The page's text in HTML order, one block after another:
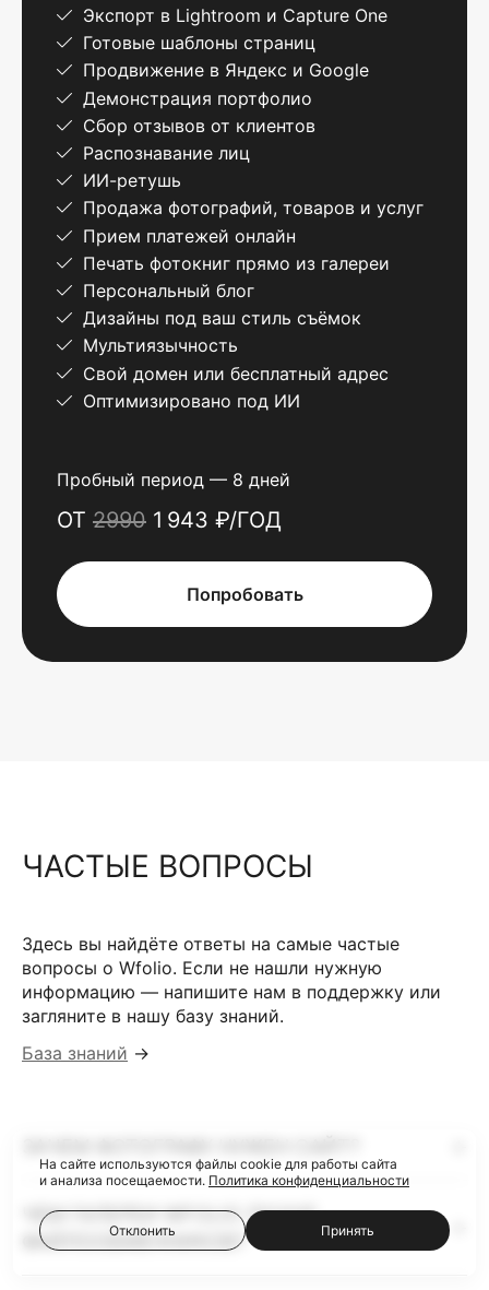
Экспорт в Lightroom и Capture One
Готовые шаблоны страниц
Продвижение в Яндекс и Google
Демонстрация портфолио
Сбор отзывов от клиентов
Распознавание лиц
ИИ-ретушь
Продажа фотографий, товаров и услуг
Прием платежей онлайн
Печать фотокниг прямо из галереи
Персональный блог
Дизайны под ваш стиль съёмок
Мультиязычность
Свой домен или бесплатный адрес
Оптимизировано под ИИ
Пробный период — 8 дней
ОТ 2990 1 943 ₽/ГОД
Попробовать
ЧАСТЫЕ ВОПРОСЫ
Здесь вы найдёте ответы на самые частые
вопросы о Wfolio. Если не нашли нужную
информацию — напишите нам в поддержку или
загляните в нашу базу знаний.
База знаний →
ЧЕМ ГАЛЕРЕИ WFOLIO ЛУЧШЕ
ФАЙЛООБМЕННИКОВ?
На сайте используются файлы cookie для работы сайта
и анализа посещаемости. Политика конфиденциальности
Отклонить Принять